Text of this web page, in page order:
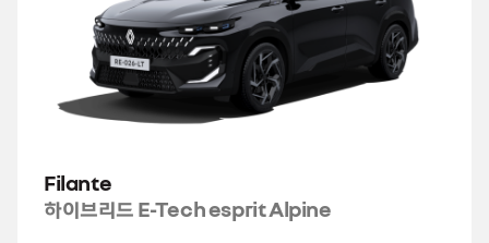
Filante
하이브리드 E-Tech esprit Alpine